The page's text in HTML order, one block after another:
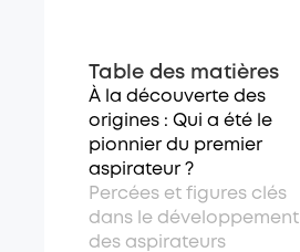
Table des matières
À la découverte des
origines : Qui a été le
pionnier du premier
aspirateur ?
Percées et figures clés
dans le développement
des aspirateurs